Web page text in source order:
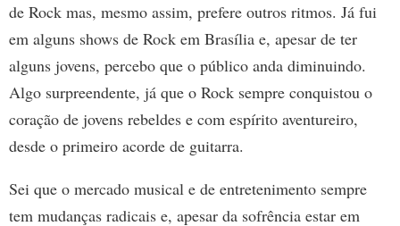
de Rock mas, mesmo assim, prefere outros ritmos. Já fui
em alguns shows de Rock em Brasília e, apesar de ter
alguns jovens, percebo que o público anda diminuindo.
Algo surpreendente, já que o Rock sempre conquistou o
coração de jovens rebeldes e com espírito aventureiro,
desde o primeiro acorde de guitarra.
Sei que o mercado musical e de entretenimento sempre
tem mudanças radicais e, apesar da sofrência estar em